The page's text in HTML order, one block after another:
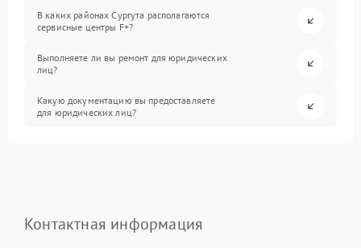
В каких районах Сургута располагаются
сервисные центры F+?
Выполняете ли вы ремонт для юридических
лиц?
Какую документацию вы предоставляете
для юридических лиц?
Контактная информация